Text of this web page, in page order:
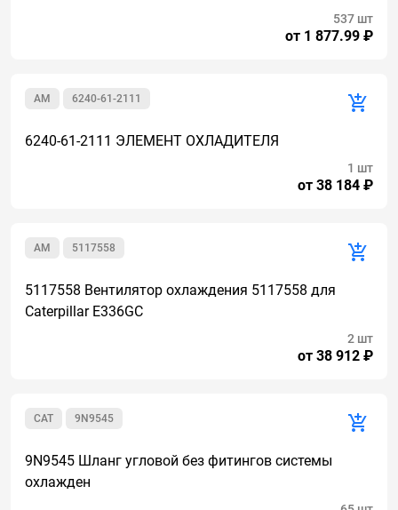
от 1 877.99 ₽
537 шт
6240-61-2111
AM
6240-61-2111 ЭЛЕМЕНТ ОХЛАДИТЕЛЯ
от 38 184 ₽
1 шт
5117558
AM
5117558 Вентилятор охлаждения 5117558 для
Caterpillar E336GC
от 38 912 ₽
2 шт
9N9545
CAT
9N9545 Шланг угловой без фитингов системы
охлажден